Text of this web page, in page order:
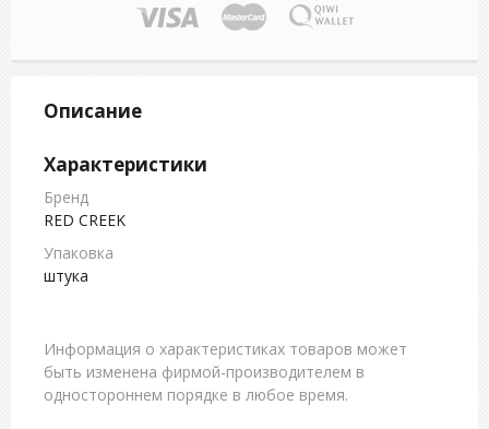
Описание
Характеристики
Бренд
RED CREEK
Упаковка
штука
Информация о характеристиках товаров может
быть изменена фирмой-производителем в
одностороннем порядке в любое время.